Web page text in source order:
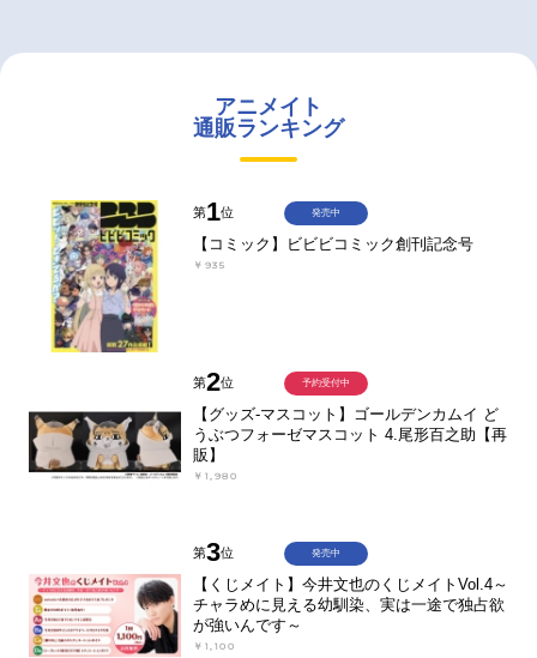
アニメイト
通販ランキング
第1位
【コミック】ビビビコミック創刊記念号
￥935
発売中
第2位
【グッズ-マスコット】ゴールデンカムイ ど
うぶつフォーゼマスコット 4.尾形百之助【再
販】
￥1,980
予約受付中
第3位
【くじメイト】今井文也のくじメイトVol.4～
チャラめに見える幼馴染、実は一途で独占欲
が強いんです～
￥1,100
発売中